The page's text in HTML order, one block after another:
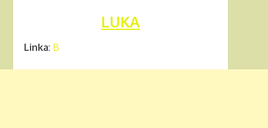
LUKA
Linka: B